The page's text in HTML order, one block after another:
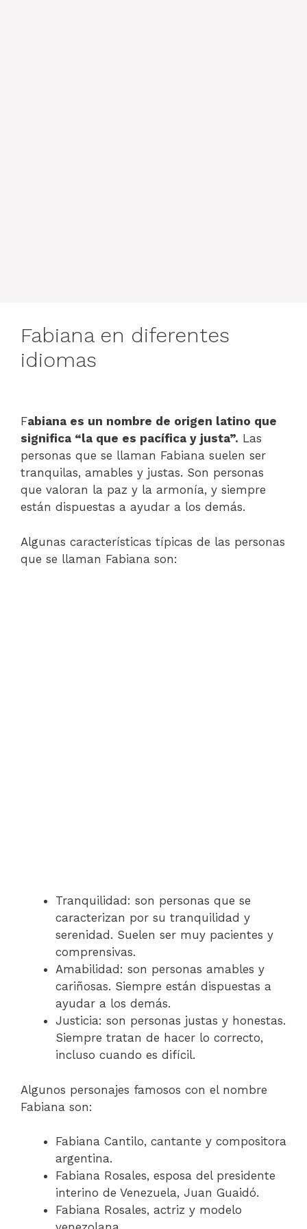
Fabiana en diferentes
idiomas
Fabiana es un nombre de origen latino que
significa “la que es pacífica y justa”. Las
personas que se llaman Fabiana suelen ser
tranquilas, amables y justas. Son personas
que valoran la paz y la armonía, y siempre
están dispuestas a ayudar a los demás.
Algunas características típicas de las personas
que se llaman Fabiana son:
Tranquilidad: son personas que se
caracterizan por su tranquilidad y
serenidad. Suelen ser muy pacientes y
comprensivas.
Amabilidad: son personas amables y
cariñosas. Siempre están dispuestas a
ayudar a los demás.
Justicia: son personas justas y honestas.
Siempre tratan de hacer lo correcto,
incluso cuando es difícil.
Algunos personajes famosos con el nombre
Fabiana son:
Fabiana Cantilo, cantante y compositora
argentina.
Fabiana Rosales, esposa del presidente
interino de Venezuela, Juan Guaidó.
Fabiana Rosales, actriz y modelo